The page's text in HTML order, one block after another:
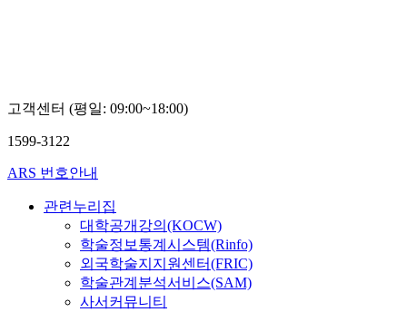
고객센터 (평일: 09:00~18:00)
1599-3122
ARS 번호안내
관련누리집
대학공개강의(KOCW)
학술정보통계시스템(Rinfo)
외국학술지지원센터(FRIC)
학술관계분석서비스(SAM)
사서커뮤니티